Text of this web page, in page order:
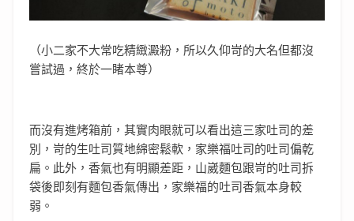
（小二家不大常吃精緻澱粉，所以久仰岢的大名但都沒
嘗試過，終於一睹本尊）
而沒有進烤箱前，其實肉眼就可以看出這三家吐司的差
別，岢的生吐司質地綿密鬆軟，家樂福吐司的吐司偏乾
扁。此外，香氣也有明顯差距，山崴麵包跟岢的吐司拆
袋後即刻有麵包香氣傳出，家樂福的吐司香氣本身較
弱。